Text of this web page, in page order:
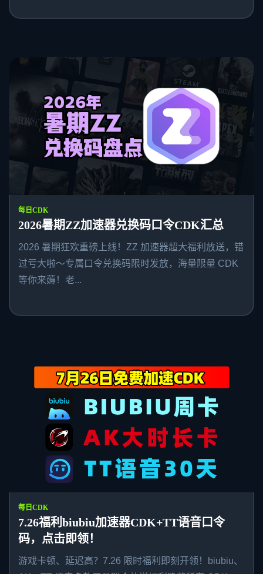
每日CDK
2026暑期ZZ加速器兑换码口令CDK汇总
2026 暑期狂欢重磅上线！ZZ 加速器超大福利放送，错
过亏大啦～专属口令兑换码限时发放，海量限量 CDK
等你来薅！老...
每日CDK
7.26福利biubiu加速器CDK+TT语音口令
码，点击即领！
游戏卡顿、延迟高？7.26 限时福利即刻开领！biubiu、